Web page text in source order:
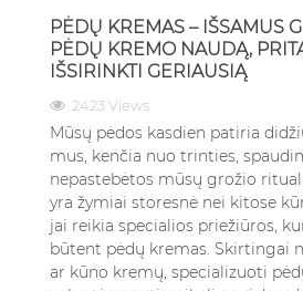
PĖDŲ KREMAS – IŠSAMUS
PĖDŲ KREMO NAUDĄ,
IŠSIRINKTI GERIAUSIĄ
2423 Views
Mūsų pėdos kasdien patiria
mus, kenčia nuo trinties,
nepastebėtos mūsų grožio
yra žymiai storesnė nei kitose
jai reikia specialios priežiūros,
būtent pėdų kremas. Skirtingai
ar kūno kremų, specializuoti